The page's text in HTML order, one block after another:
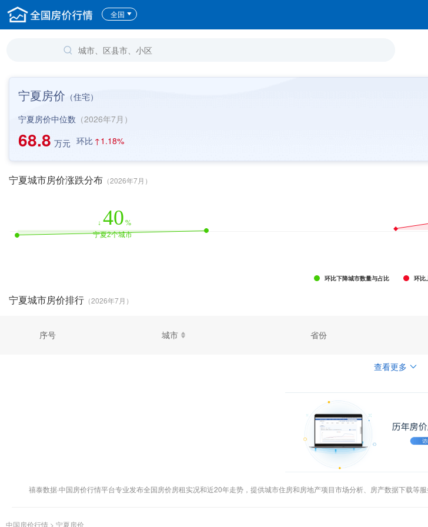
全国
宁夏房价 （住宅）
宁夏房价中位数 （2026年7月）
68.8 万元 环比 ↑1.18%
宁夏城市房价涨跌分布 （2026年7月）
环比下降城市数量与占比 环比
↓ 40 %
宁夏2个城市
宁夏城市房价排行 （2026年7月）
序号 城市 省份
查看更多
禧泰数据·中国房价行情平台专业发布全国房价房租实况和近20年走势，提供城市住房和房地产项目市场分析、房产数据下载等
中国房价行情 > 宁夏房价